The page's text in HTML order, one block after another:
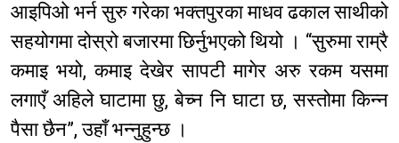
आइपिओ भर्न सुरु गरेका भक्तपुरका माधव ढकाल साथीको
सहयोगमा दोस्रो बजारमा छिर्नुभएको थियो । “सुरुमा राम्रै
कमाइ भयो, कमाइ देखेर सापटी मागेर अरु रकम यसमा
लगाएँ अहिले घाटामा छु, बेच्न नि घाटा छ, सस्तोमा किन्न
पैसा छैन”, उहाँ भन्नुहुन्छ ।